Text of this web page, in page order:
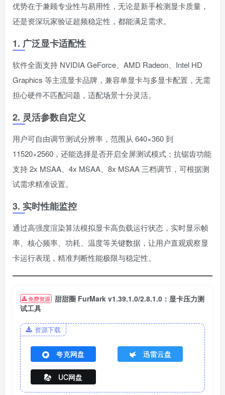
优势在于兼顾专业性与易用性，无论是新手检测显卡质量，
还是资深玩家验证超频稳定性，都能满足需求。
1. 广泛显卡适配性
软件全面支持 NVIDIA GeForce、AMD Radeon、Intel HD
Graphics 等主流显卡品牌，兼容单显卡与多显卡配置，无需
担心硬件不匹配问题，适配场景十分灵活。
2. 灵活参数自定义
用户可自由调节测试分辨率，范围从 640×360 到
11520×2560，还能选择是否开启全屏测试模式；抗锯齿功能
支持 2x MSAA、4x MSAA、8x MSAA 三档调节，可根据测
试需求精准设置。
3. 实时性能监控
通过高强度渲染算法模拟显卡高负载运行状态，实时显示帧
率、核心频率、功耗、温度等关键数据，让用户直观观察显
卡运行表现，精准判断性能极限与稳定性。
免费资源 甜甜圈 FurMark v1.39.1.0/2.8.1.0：显卡压力测
试工具
资源下载
夸克网盘 迅雷云盘
UC网盘